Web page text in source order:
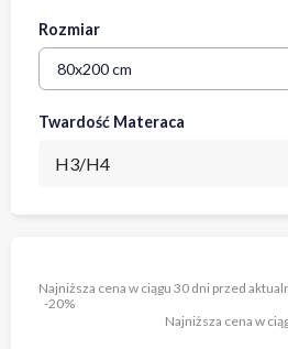
Rozmiar
Twardość Materaca
H3/H4
Najniższa cena w ciągu 30 dni przed
-20%
Najniższa cena w